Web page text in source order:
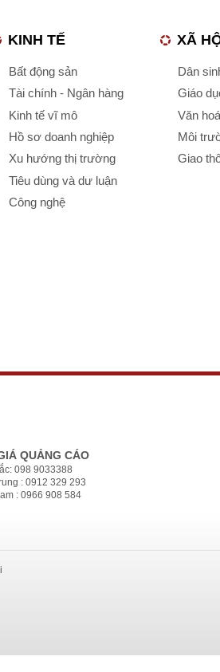
KINH TẾ
Bất động sản
Tài chính - Ngân hàng
Kinh tế vĩ mô
Hồ sơ doanh nghiệp
Xu hướng thị trường
Tiêu dùng và dư luận
Công nghệ
XÃ
Dân
Giáo
Văn hoá
Môi
Giao
QUẢNG CÁO
098 9033388
: 0912 329 293
: 0966 908 584